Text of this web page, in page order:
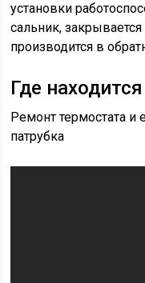
установки
сальник,
производится в
Где
Ремонт термостата и
патрубка